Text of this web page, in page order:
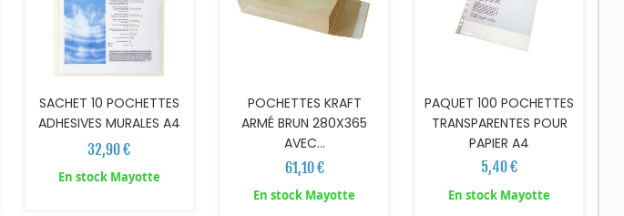
SACHET 10 POCHETTES
ADHESIVES MURALES A4
32,90 €
En stock Mayotte
POCHETTES KRAFT
ARMÉ BRUN 280X365
AVEC...
61,10 €
En stock Mayotte
PAQUET 100 POCHETTES
TRANSPARENTES POUR
PAPIER A4
5,40 €
En stock Mayotte